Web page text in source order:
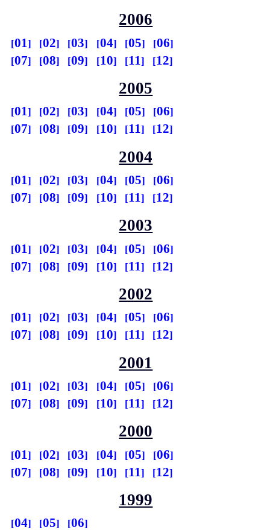
2006
01 02 03 04 05
06
07
08 09 10 11 12
2005
01 02 03 04 05
06
07
08 09 10 11 12
2004
01 02 03 04 05
06
07
08 09 10 11 12
2003
01 02 03 04 05
06
07
08 09 10 11 12
2002
01 02 03 04 05
06
07
08 09 10 11 12
2001
01 02 03 04 05
06
07
08 09 10 11 12
2000
01 02 03 04 05
06
07
08 09 10 11 12
1999
04 05 06